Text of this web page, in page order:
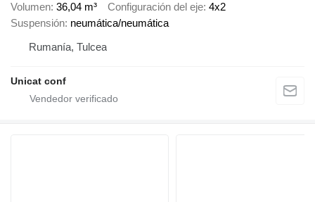
Volumen 36,04 m³ Configuración del eje 4x2
Suspensión neumática/neumática
Rumanía, Tulcea
Unicat conf